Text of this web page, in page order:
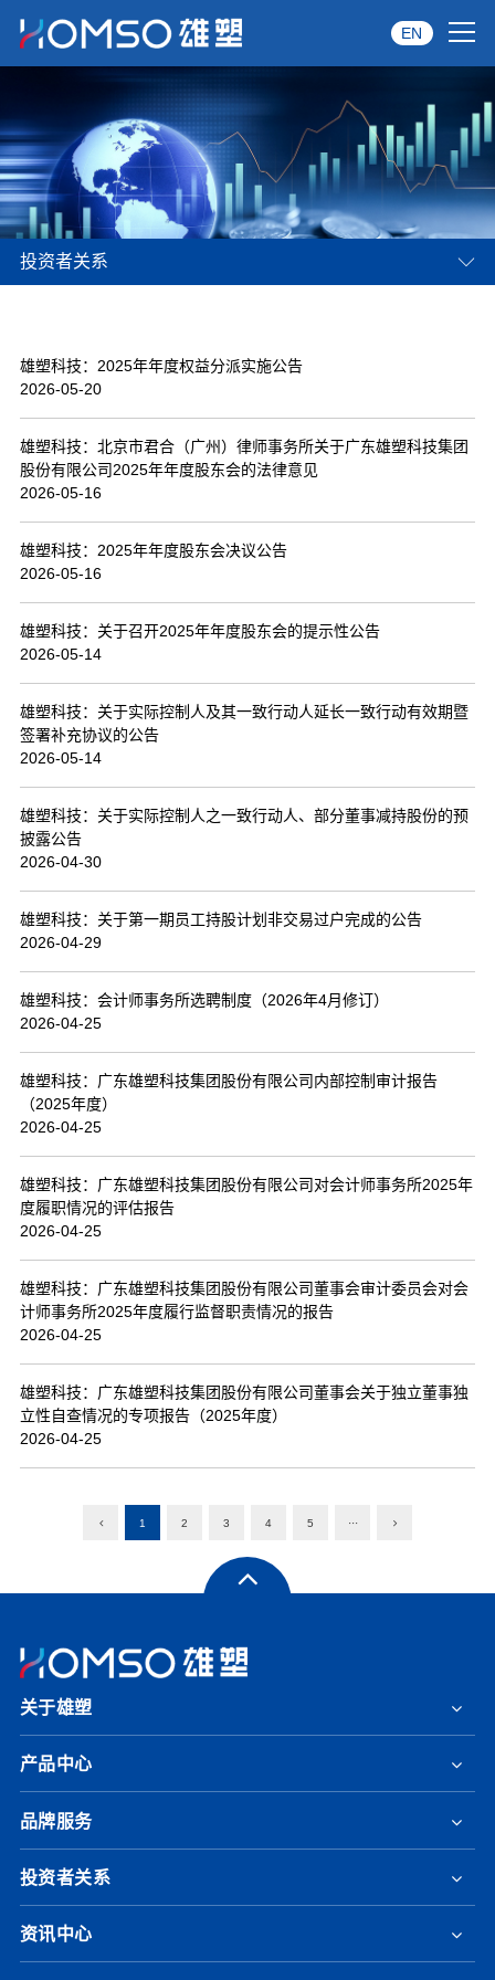
关于雄塑
产品中心
品牌服务
资讯中心
经典案例
联系我们
EN
投资者关系
雄塑科技：2025年年度权益分派实施公告
2026-05-20
雄塑科技：北京市君合（广州）律师事务所关于广东雄塑科技集团
股份有限公司2025年年度股东会的法律意见
2026-05-16
雄塑科技：2025年年度股东会决议公告
2026-05-16
雄塑科技：关于召开2025年年度股东会的提示性公告
2026-05-14
雄塑科技：关于实际控制人及其一致行动人延长一致行动有效期暨
签署补充协议的公告
2026-05-14
雄塑科技：关于实际控制人之一致行动人、部分董事减持股份的预
披露公告
2026-04-30
雄塑科技：关于第一期员工持股计划非交易过户完成的公告
2026-04-29
雄塑科技：会计师事务所选聘制度（2026年4月修订）
2026-04-25
雄塑科技：广东雄塑科技集团股份有限公司内部控制审计报告
（2025年度）
2026-04-25
雄塑科技：广东雄塑科技集团股份有限公司对会计师事务所2025年
度履职情况的评估报告
2026-04-25
雄塑科技：广东雄塑科技集团股份有限公司董事会审计委员会对会
计师事务所2025年度履行监督职责情况的报告
2026-04-25
雄塑科技：广东雄塑科技集团股份有限公司董事会关于独立董事独
立性自查情况的专项报告（2025年度）
2026-04-25
1 2 3 4 5 ···
关于雄塑
产品中心
品牌服务
投资者关系
资讯中心